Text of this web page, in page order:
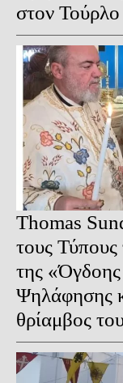
στον Τούρλο
Thomas
τους
της
Ψηλάφησης
θρίαμβος